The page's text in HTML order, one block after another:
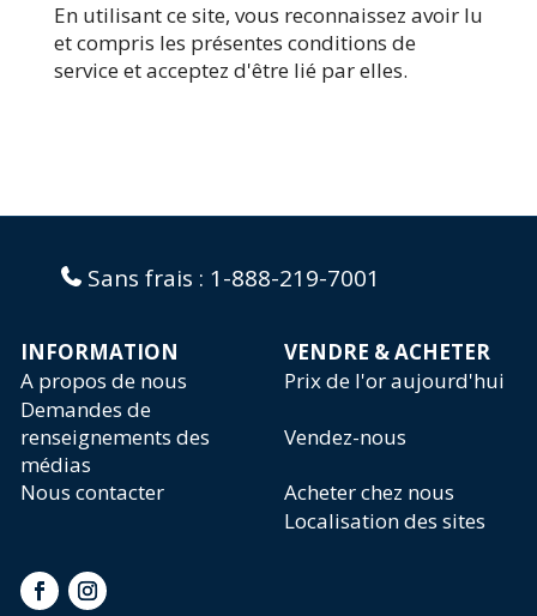
En utilisant ce site, vous reconnaissez avoir lu
et compris les présentes conditions de
service et acceptez d'être lié par elles.
Sans frais : 1-888-219-7001
INFORMATION
VENDRE & ACHETER
A propos de nous
Prix de l'or aujourd'hui
Demandes de
renseignements des
médias
Vendez-nous
Nous contacter
Acheter chez nous
Localisation des sites